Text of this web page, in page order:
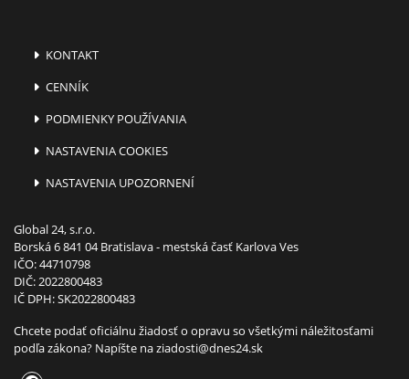
KONTAKT
CENNÍK
PODMIENKY POUŽÍVANIA
NASTAVENIA COOKIES
NASTAVENIA UPOZORNENÍ
Global 24, s.r.o.
Borská 6 841 04 Bratislava - mestská časť Karlova Ves
IČO: 44710798
DIČ: 2022800483
IČ DPH: SK2022800483
Chcete podať oficiálnu žiadosť o opravu so všetkými náležitosťami
podľa zákona? Napíšte naziadosti@dnes24.sk